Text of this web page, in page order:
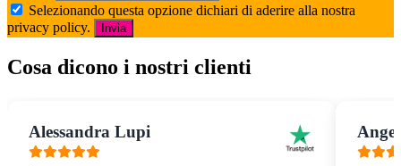
Selezionando questa opzione dichiari di aderire alla nostra
privacy policy.
Invia
Cosa dicono i nostri clienti
Alessandra Lupi